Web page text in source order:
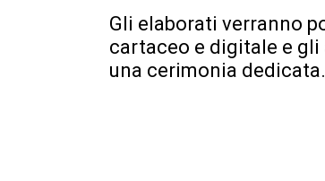
Gli elaborati verranno
cartaceo e digitale e
una cerimonia dedicata.